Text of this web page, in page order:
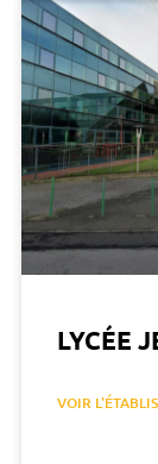
LYCÉE
VOIR